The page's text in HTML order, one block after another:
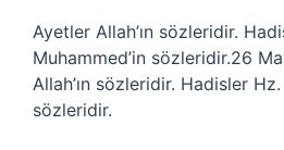
Ayetler Allah’ın sözleridir.
Muhammed’in sözleridir.26
Allah’ın sözleridir. Hadisler
sözleridir.